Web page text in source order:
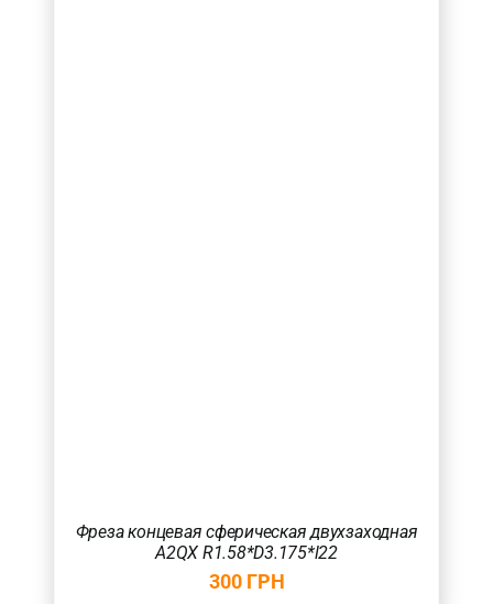
Фреза концевая сферическая двухзаходная
A2QX R1.58*D3.175*l22
300 ГРН